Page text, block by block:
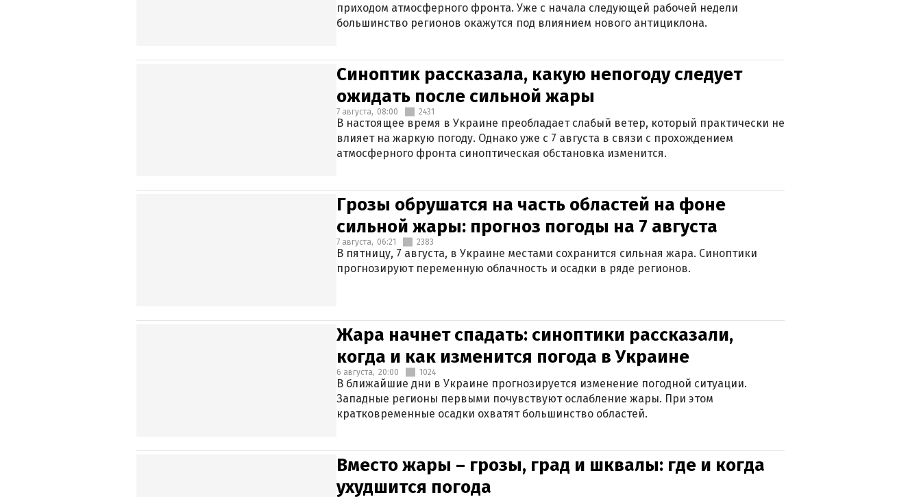
приходом атмосферного фронта. Уже с начала следующей рабочей недели
большинство регионов окажутся под влиянием нового антициклона.
Синоптик рассказала, какую непогоду следует
ожидать после сильной жары
7 августа, 08:00 2431
В настоящее время в Украине преобладает слабый ветер, который практически не
влияет на жаркую погоду. Однако уже с 7 августа в связи с прохождением
атмосферного фронта синоптическая обстановка изменится.
Грозы обрушатся на часть областей на фоне
сильной жары: прогноз погоды на 7 августа
7 августа, 06:21 2383
В пятницу, 7 августа, в Украине местами сохранится сильная жара. Синоптики
прогнозируют переменную облачность и осадки в ряде регионов.
Жара начнет спадать: синоптики рассказали,
когда и как изменится погода в Украине
6 августа, 20:00 1024
В ближайшие дни в Украине прогнозируется изменение погодной ситуации.
Западные регионы первыми почувствуют ослабление жары. При этом
кратковременные осадки охватят большинство областей.
Вместо жары – грозы, град и шквалы: где и когда
ухудшится погода